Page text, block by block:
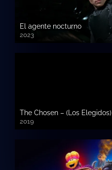
El agente nocturno
2023
The Chosen – (Los Elegidos)
2019